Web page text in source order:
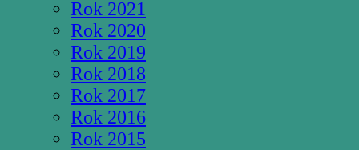
Rok 2021
Rok 2020
Rok 2019
Rok 2018
Rok 2017
Rok 2016
Rok 2015